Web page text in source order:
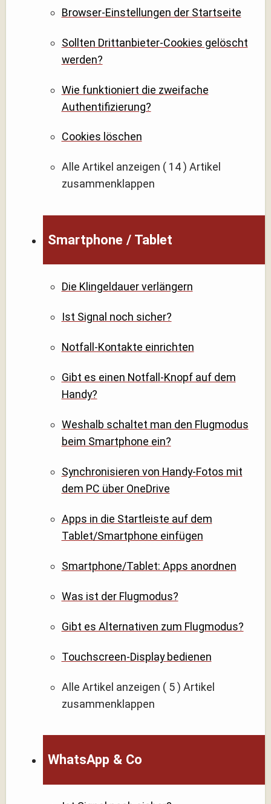
Browser-Einstellungen der Startseite
Sollten Drittanbieter-Cookies gelöscht
werden?
Wie funktioniert die zweifache
Authentifizierung?
Cookies löschen
Alle Artikel anzeigen ( 14 ) Artikel
zusammenklappen
Smartphone / Tablet
Die Klingeldauer verlängern
Ist Signal noch sicher?
Notfall-Kontakte einrichten
Gibt es einen Notfall-Knopf auf dem
Handy?
Weshalb schaltet man den Flugmodus
beim Smartphone ein?
Synchronisieren von Handy-Fotos mit
dem PC über OneDrive
Apps in die Startleiste auf dem
Tablet/Smartphone einfügen
Smartphone/Tablet: Apps anordnen
Was ist der Flugmodus?
Gibt es Alternativen zum Flugmodus?
Touchscreen-Display bedienen
Alle Artikel anzeigen ( 5 ) Artikel
zusammenklappen
WhatsApp & Co